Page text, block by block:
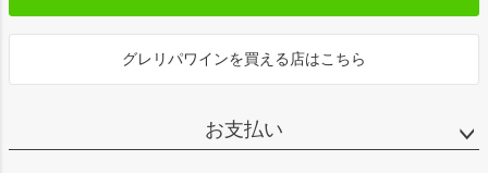
グレリパワインを買える店はこちら
お支払い